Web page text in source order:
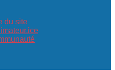
du site